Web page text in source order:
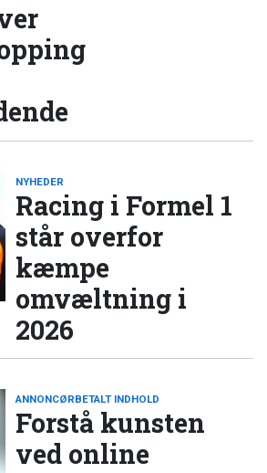
NYHEDER
Racing i Formel 1
står overfor
kæmpe
omvæltning i
2026
ANNONCØRBETALT INDHOLD
Forstå kunsten
ved online